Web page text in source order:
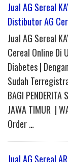
Jual AG Sereal
Distibutor AG
Jual AG Sereal
Cereal Online Di
Diabetes |
Sudah
BAGI PENDERITA
JAWA TIMUR |
Order …
Jual AG Sereal